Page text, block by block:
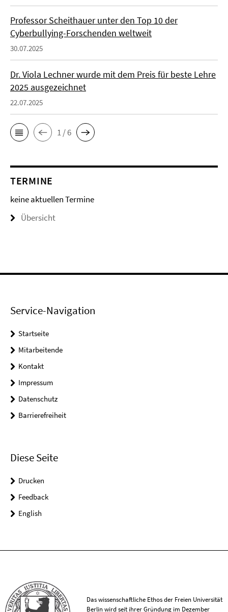
Professor Scheithauer unter den Top 10 der
Cyberbullying-Forschenden weltweit
30.07.2025
Dr. Viola Lechner wurde mit dem Preis für beste Lehre
2025 ausgezeichnet
22.07.2025
1 / 6
TERMINE
keine aktuellen Termine
Übersicht
Service-Navigation
Startseite
Mitarbeitende
Kontakt
Impressum
Datenschutz
Barrierefreiheit
Diese Seite
Drucken
Feedback
English
Das wissenschaftliche Ethos der Freien Universität
Berlin wird seit ihrer Gründung im Dezember